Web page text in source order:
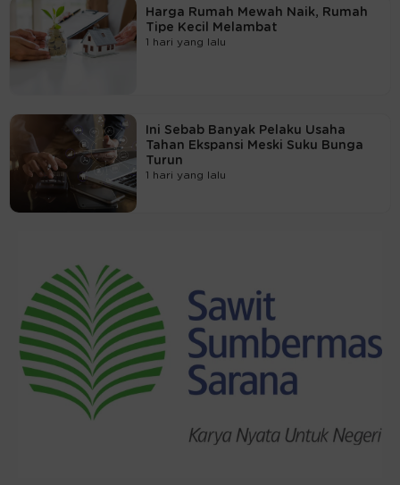
Harga Rumah Mewah Naik, Rumah
Tipe Kecil Melambat
1 hari yang lalu
Ini Sebab Banyak Pelaku Usaha
Tahan Ekspansi Meski Suku Bunga
Turun
1 hari yang lalu